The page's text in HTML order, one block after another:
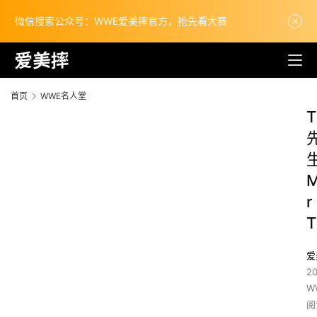
微信搜索公众号：WWE爱美摔官方，抢先看大赛
首页 WWE名人堂
T
r
T